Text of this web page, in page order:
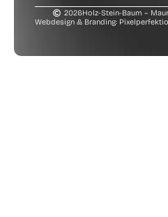
2026Holz-Stein-Baum –
Webdesign & Branding: